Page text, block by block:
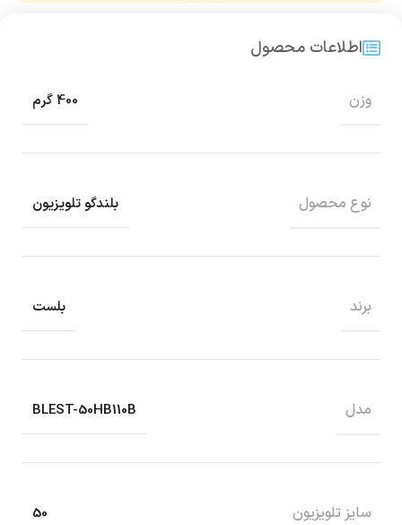
اطلاعات محصول
وزن 400 گرم
نوع محصول بلندگو تلویزیون
برند بلست
مدل BLEST-50HB110B
سایز تلویزیون 50